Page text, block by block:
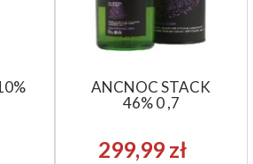
ANCNOC STACK
46% 0 ,7
299,99 zł